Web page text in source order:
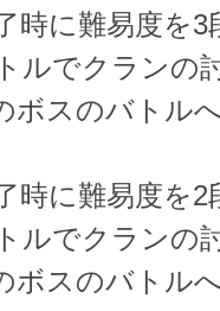
時に難易度を
ルでクランの
ボスのバトル
時に難易度を
ルでクランの
ボスのバトル